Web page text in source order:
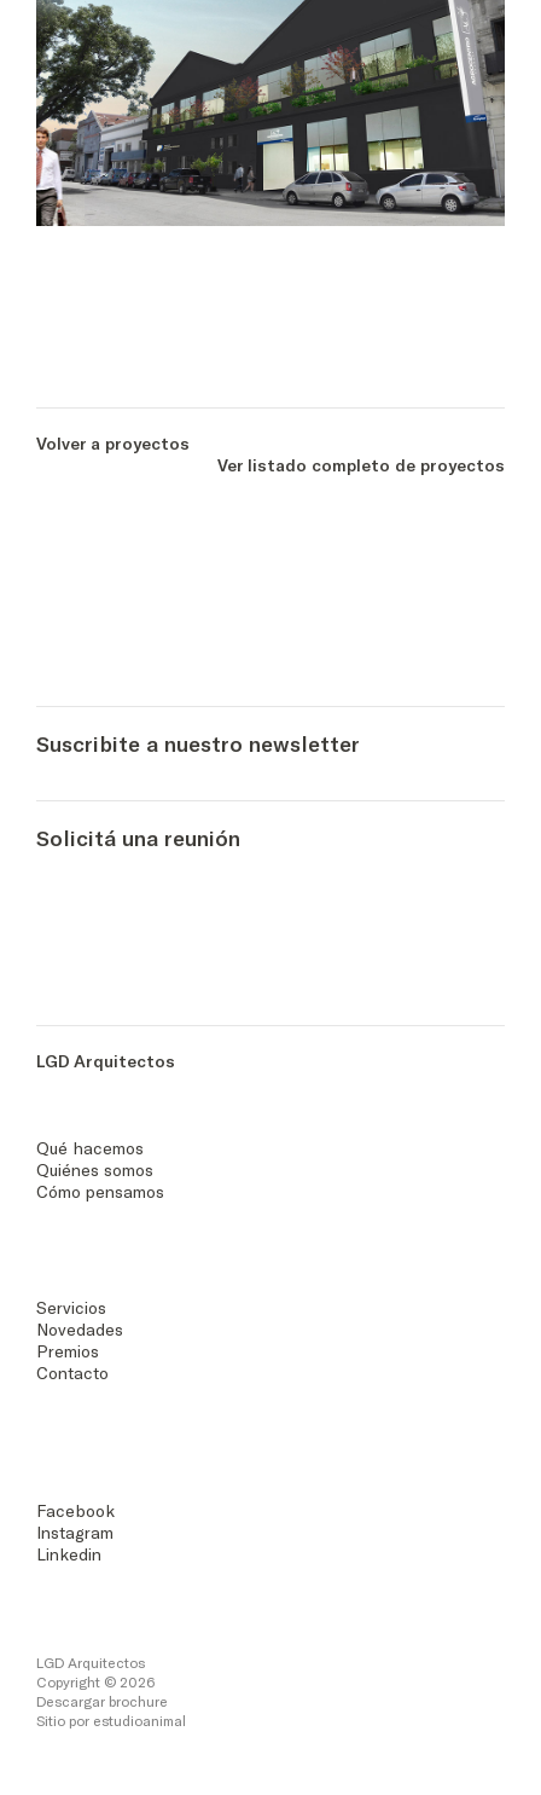
Volver a proyectos
Ver listado completo de proyectos
Suscribite a nuestro newsletter
Solicitá una reunión
LGD Arquitectos
Qué hacemos
Quiénes somos
Cómo pensamos
Servicios
Novedades
Premios
Contacto
Facebook
Instagram
Linkedin
LGD Arquitectos
Copyright © 2026
Descargar brochure
Sitio por estudioanimal